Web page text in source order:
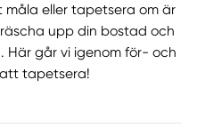
eller tapetsera om är
upp din bostad och
Här går vi igenom för- och
tapetsera!